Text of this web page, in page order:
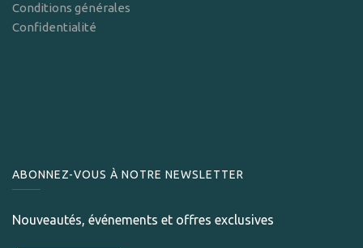
Conditions générales
Confidentialité
ABONNEZ-VOUS À NOTRE NEWSLETTER
Nouveautés, événements et offres exclusives